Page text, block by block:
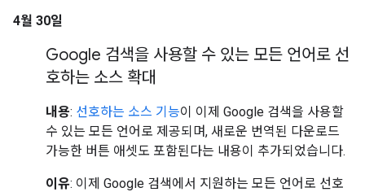
4월 30일
Google 검색을 사용할 수 있는 모든 언어로 선
호하는 소스 확대
내용: 선호하는 소스 기능이 이제 Google 검색을 사용할
수 있는 모든 언어로 제공되며, 새로운 번역된 다운로드
가능한 버튼 애셋도 포함된다는 내용이 추가되었습니다.
이유: 이제 Google 검색에서 지원하는 모든 언어로 선호